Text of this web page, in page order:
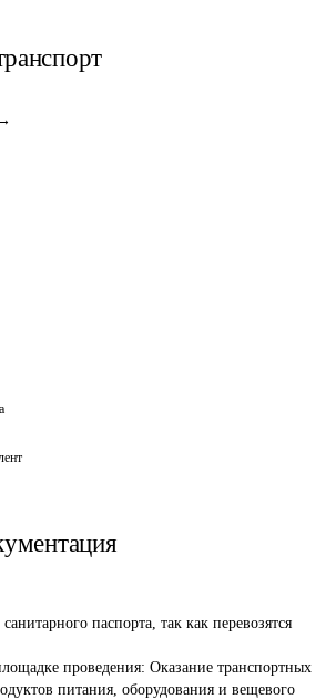
паспорта, так как перевозятся
проведения: Оказание транспортных
питания, оборудования и вещевого